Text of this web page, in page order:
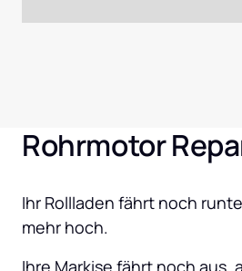
Rohrmotor
Ihr Rollladen fährt noch
mehr hoch.
Ihre Markise fährt noch aus,